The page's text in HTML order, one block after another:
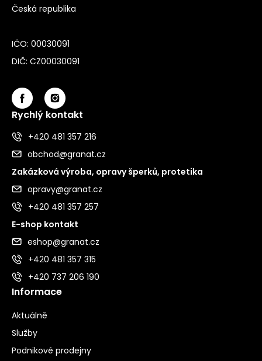
Česká republika
IČO: 00030091
DIČ: CZ00030091
Rychlý kontakt
+420 481 357 216
obchod@granat.cz
Zakázková výroba, opravy šperků, protetika
opravy@granat.cz
+420 481 357 257
E-shop kontakt
eshop@granat.cz
+420 481 357 315
+420 737 206 190
Informace
Aktuálně
Služby
Podnikové prodejny